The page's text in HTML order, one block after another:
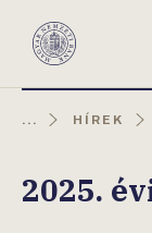
Magyar
... HÍREK
2025.